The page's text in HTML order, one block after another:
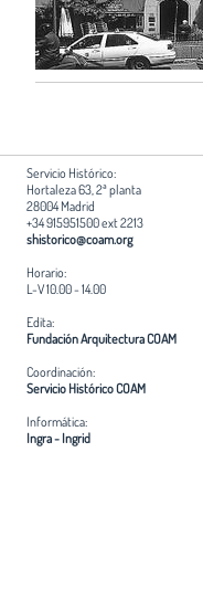
Servicio Histórico:
Hortaleza 63, 2ª planta
28004 Madrid
+34 915951500 ext 2213
shistorico@coam.org
Horario:
L-V 10.00 - 14.00
Edita:
Fundación Arquitectura COAM
Coordinación:
Servicio Histórico COAM
Informática:
Ingra - Ingrid